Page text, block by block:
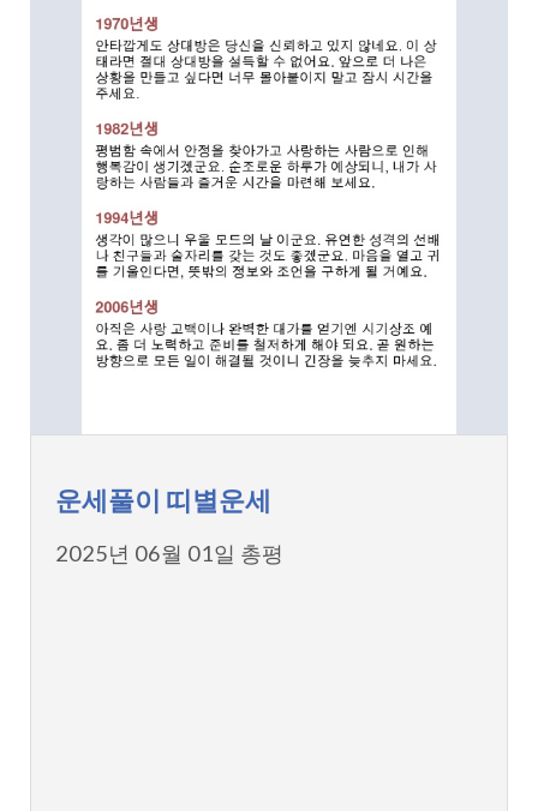
운세풀이 띠별운세
2025년 06월 01일 총평